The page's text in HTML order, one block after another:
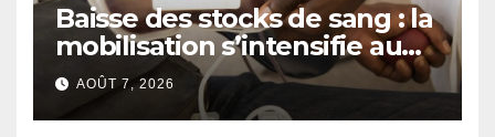
Baisse des stocks de sang : la
mobilisation s’intensifie au
CNTS de Dakar.
AOÛT 7, 2026